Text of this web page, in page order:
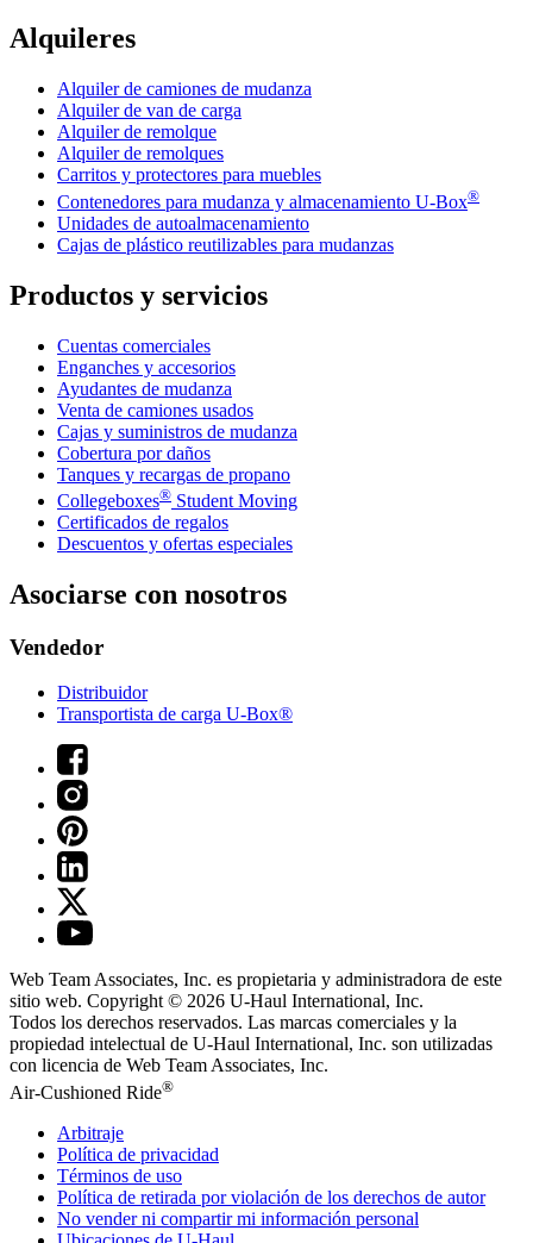
Alquileres
Alquiler de camiones de mudanza
Alquiler de van de carga
Alquiler de remolque
Alquiler de remolques
Carritos y protectores para muebles
Contenedores para mudanza y almacenamiento U-Box®
Unidades de autoalmacenamiento
Cajas de plástico reutilizables para mudanzas
Productos y servicios
Cuentas comerciales
Enganches y accesorios
Ayudantes de mudanza
Venta de camiones usados
Cajas y suministros de mudanza
Cobertura por daños
Tanques y recargas de propano
Collegeboxes® Student Moving
Certificados de regalos
Descuentos y ofertas especiales
Asociarse con nosotros
Vendedor
Distribuidor
Transportista de carga U-Box®
Web Team Associates, Inc. es propietaria y administradora de este
sitio web. Copyright © 2026 U-Haul International, Inc.
Todos los derechos reservados. Las marcas comerciales y la
propiedad intelectual de U-Haul International, Inc. son utilizadas
con licencia de Web Team Associates, Inc.
Air-Cushioned Ride®
Arbitraje
Política de privacidad
Términos de uso
Política de retirada por violación de los derechos de autor
No vender ni compartir mi información personal